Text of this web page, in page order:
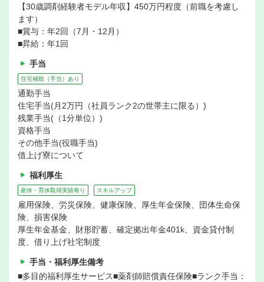
【30歳調剤経験者モデル年収】450万円程度（前職を考慮し
ます）
■賞与：年2回（7月・12月）
■昇給：年1回
手当
住宅補助（手当）あり
通勤手当
住宅手当(月2万円（社員ランク2の世帯主に限る）)
残業手当(（1分単位）)
資格手当
その他手当(役職手当)
借上げ寮について
福利厚生
産休・育休取得実績有り スキルアップ
雇用保険、労災保険、健康保険、厚生年金保険、団体生命保
険、損害保険
厚生年金基金、財形貯蓄、確定拠出年金401k、資金貸付制
度、借り上げ社宅制度
手当・福利厚生備考
■多目的福利厚生サービス■薬剤師賠償責任保険■ランク手当：